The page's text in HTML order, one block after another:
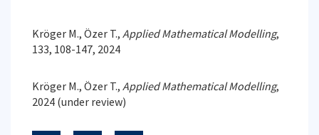
Kröger M., Özer T., Applied Mathematical Modelling,
133, 108-147, 2024
Kröger M., Özer T., Applied Mathematical Modelling,
2024 (under review)